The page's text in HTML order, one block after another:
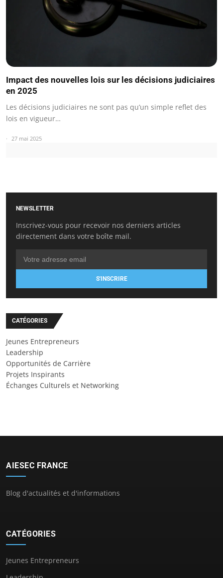
Impact des nouvelles lois sur les décisions judiciaires
en 2025
Les décisions judiciaires ne sont pas qu’un simple reflet des
lois en vigueur…
27 mai 2025
NEWSLETTER
Inscrivez-vous pour recevoir nos derniers articles
directement dans votre boîte mail.
S'INSCRIRE
CATÉGORIES
Jeunes Entrepreneurs
Leadership
Opportunités de Carrière
Projets Inspirants
Échanges Culturels et Networking
AIESEC FRANCE
Blog d'actualités et d'informations
CATÉGORIES
Jeunes Entrepreneurs